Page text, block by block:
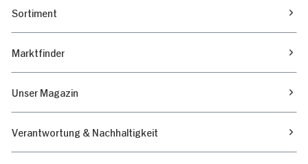
Sortiment
Marktfinder
Unser Magazin
Verantwortung & Nachhaltigkeit